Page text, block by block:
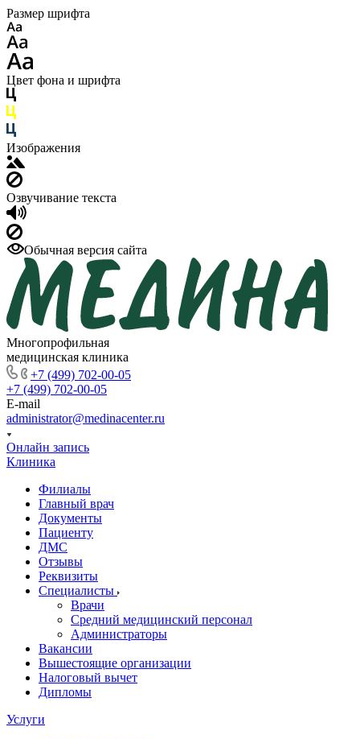
Размер шрифта
Цвет фона и шрифта
Изображения
Озвучивание текста
Обычная версия сайта
Многопрофильная
медицинская клиника
+7 (499) 702-00-05
+7 (499) 702-00-05
E-mail
administrator@medinacenter.ru
Онлайн запись
Клиника
Филиалы
Главный врач
Документы
Пациенту
ДМС
Отзывы
Реквизиты
Специалисты
Врачи
Средний медицинский персонал
Администраторы
Вакансии
Вышестоящие организации
Налоговый вычет
Дипломы
Услуги